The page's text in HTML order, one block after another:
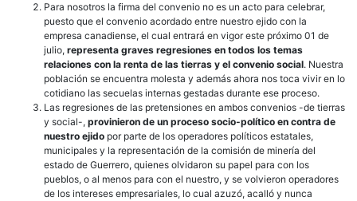
Para nosotros la firma del convenio no es un acto para celebrar,
puesto que el convenio acordado entre nuestro ejido con la
empresa canadiense, el cual entrará en vigor este próximo 01 de
julio, representa graves regresiones en todos los temas
relaciones con la renta de las tierras y el convenio social. Nuestra
población se encuentra molesta y además ahora nos toca vivir en lo
cotidiano las secuelas internas gestadas durante ese proceso.
Las regresiones de las pretensiones en ambos convenios -de tierras
y social-, provinieron de un proceso socio-político en contra de
nuestro ejido por parte de los operadores políticos estatales,
municipales y la representación de la comisión de minería del
estado de Guerrero, quienes olvidaron su papel para con los
pueblos, o al menos para con el nuestro, y se volvieron operadores
de los intereses empresariales, lo cual azuzó, acalló y nunca